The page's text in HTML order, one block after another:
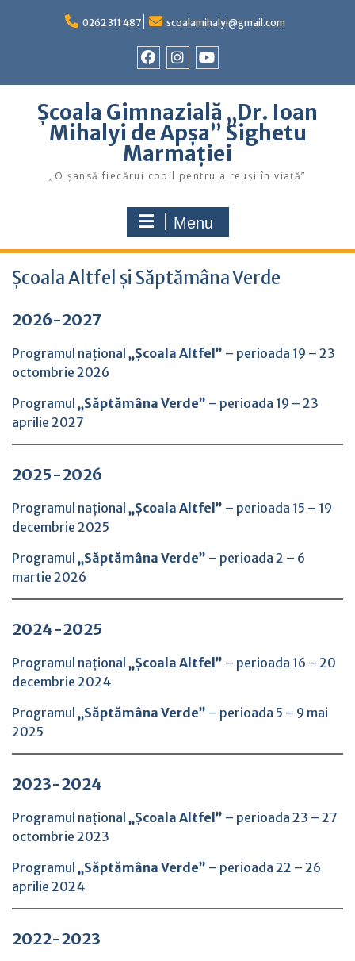
0262 311 487 scoalamihalyi@gmail.com
Școala Gimnazială „Dr. Ioan
Mihalyi de Apșa” Sighetu
Marmației
„O șansă fiecărui copil pentru a reuși în viață”
Menu
Școala Altfel și Săptămâna Verde
2026-2027
Programul național „Școala Altfel” – perioada 19 – 23
octombrie 2026
Programul „Săptămâna Verde” – perioada 19 – 23
aprilie 2027
2025-2026
Programul național „Școala Altfel” – perioada 15 – 19
decembrie 2025
Programul „Săptămâna Verde” – perioada 2 – 6
martie 2026
2024-2025
Programul național „Școala Altfel” – perioada 16 – 20
decembrie 2024
Programul „Săptămâna Verde” – perioada 5 – 9 mai
2025
2023-2024
Programul național „Școala Altfel” – perioada 23 – 27
octombrie 2023
Programul „Săptămâna Verde” – perioada 22 – 26
aprilie 2024
2022-2023